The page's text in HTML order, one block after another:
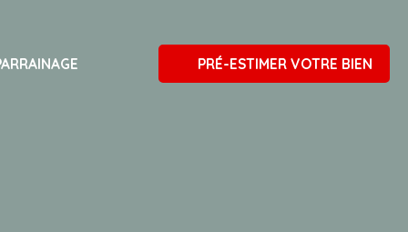
PRÉ-ESTIMER VOTRE BIEN